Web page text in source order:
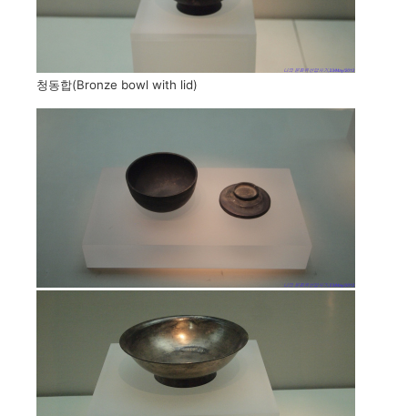
청동합(Bronze bowl with lid)